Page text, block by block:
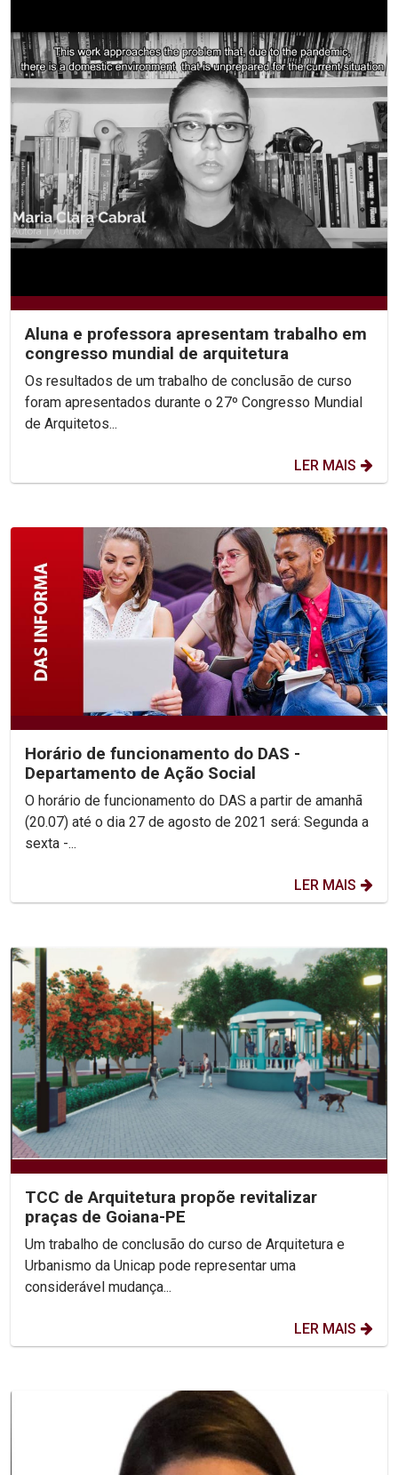
Aluna e professora apresentam trabalho em
congresso mundial de arquitetura
Os resultados de um trabalho de conclusão de curso
foram apresentados durante o 27º Congresso Mundial
de Arquitetos...
LER MAIS
Horário de funcionamento do DAS -
Departamento de Ação Social
O horário de funcionamento do DAS a partir de amanhã
(20.07) até o dia 27 de agosto de 2021 será: Segunda a
sexta -...
LER MAIS
TCC de Arquitetura propõe revitalizar
praças de Goiana-PE
Um trabalho de conclusão do curso de Arquitetura e
Urbanismo da Unicap pode representar uma
considerável mudança...
LER MAIS